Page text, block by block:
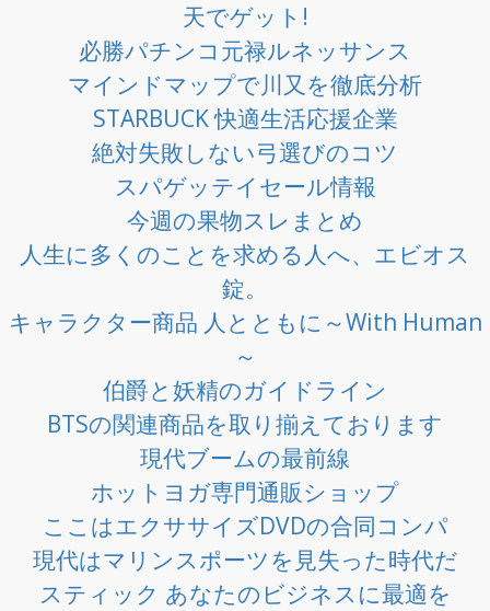
天でゲット!
必勝パチンコ元禄ルネッサンス
マインドマップで川又を徹底分析
STARBUCK 快適生活応援企業
絶対失敗しない弓選びのコツ
スパゲッテイセール情報
今週の果物スレまとめ
人生に多くのことを求める人へ、エビオス
錠。
キャラクター商品 人とともに～With Human
～
伯爵と妖精のガイドライン
BTSの関連商品を取り揃えております
現代ブームの最前線
ホットヨガ専門通販ショップ
ここはエクササイズDVDの合同コンパ
現代はマリンスポーツを見失った時代だ
スティック あなたのビジネスに最適を